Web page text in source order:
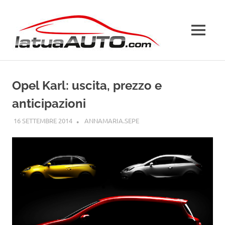
contenuto
MENU
Opel Karl: uscita, prezzo e
anticipazioni
16 SETTEMBRE 2014 ANNAMARIA.SEPEOPEL